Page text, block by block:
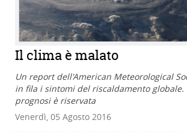
Il clima è malato
Un report dell'American Meteorological
in fila i sintomi del riscaldamento globale.
prognosi è riservata
Venerdì, 05 Agosto 2016